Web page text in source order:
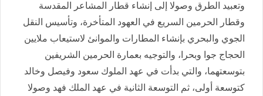
وتعبيد الطرق وصولا إلى إنشاء قطار المشاعر المقدسة
وقطار الحرمين السريع في العهود المتأخرة، وتأسيس النقل
الجوي والبحري بإنشاء المطارات والموانئ لاستيعاب ملايين
الحجاج جوا وبحرا، والتوجيه بعمارة الحرمين الشريفين
بتوسعتهما، والتي بدأت في عهد الملوك سعود وفيصل وخالد
كتوسعة أولى، ثم التوسعة الثانية في عهد الملك فهد وصولا